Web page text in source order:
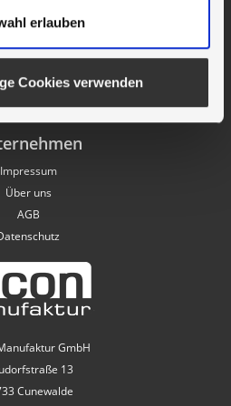
erlauben
Cookies verwenden
widerrufen
Impressum
Über uns
AGB
GmbH
13
Cunewalde